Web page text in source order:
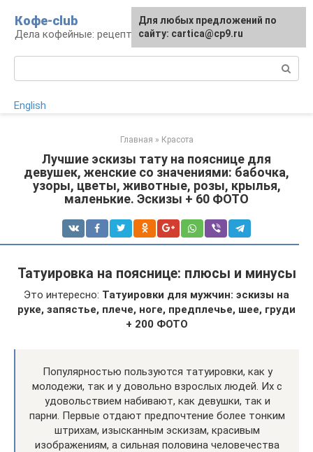
контенту
Кофе-club
Дела кофейные: рецепты и приготовление
English
Главная » Красота
Лучшие эскизы тату на пояснице для
девушек, женские со значениями: бабочка,
узоры, цветы, животные, розы, крылья,
маленькие. Эскизы + 60 ФОТО
Татуировка на пояснице: плюсы и минусы
Это интересно: Татуировки для мужчин: эскизы на
руке, запястье, плече, ноге, предплечье, шее, груди
+ 200 ФОТО
Популярностью пользуются татуировки, как у
молодежи, так и у довольно взрослых людей. Их с
удовольствием набивают, как девушки, так и
парни. Первые отдают предпочтение более тонким
штрихам, изысканным эскизам, красивым
изображениям, а сильная половина человечества
Для любых предложений по
сайту: cartica@cp9.ru